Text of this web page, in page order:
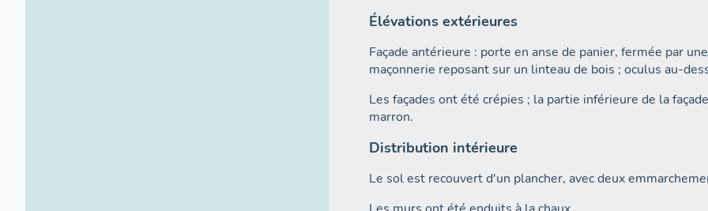
Élévations extérieures
Façade antérieure : porte en anse de panier, fermée par
maçonnerie reposant sur un linteau de bois ; oculus au-
Les façades ont été crépies ; la partie inférieure de la
marron.
Distribution intérieure
Le sol est recouvert d'un plancher, avec deux